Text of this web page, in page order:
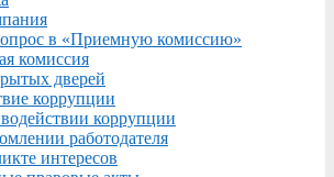
в «Приемную комиссию»
комиссия
дверей
коррупции
коррупции
работодателя
интересов